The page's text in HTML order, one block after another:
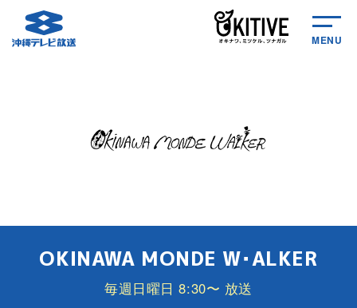
MENU
OKINAWA MONDE W･ALKER
毎週日曜日 8:30〜 放送